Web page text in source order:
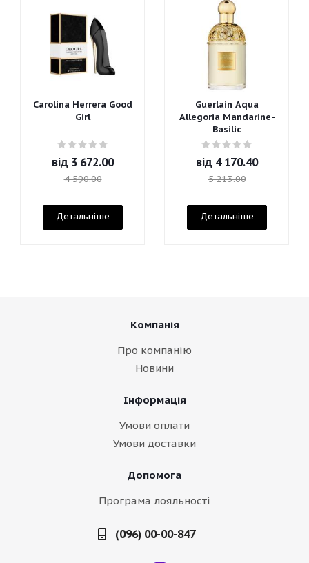
Carolina Herrera Good
Girl
від 3 672.00
4 590.00
Детальніше
Guerlain Aqua
Allegoria Mandarine-
Basilic
від 4 170.40
5 213.00
Детальніше
Компанія
Про компанію
Новини
Інформація
Умови оплати
Умови доставки
Допомога
Програма лояльності
(096) 00-00-847